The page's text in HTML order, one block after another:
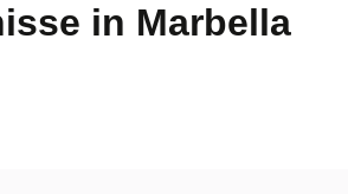
in Marbella